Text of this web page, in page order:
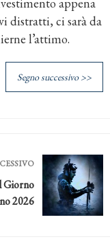
appena
distratti, ci sarà da
l’attimo.
Segno successivo >>
Giorno
2026